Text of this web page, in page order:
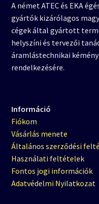
A német ATEC és EKA
gyártók kizárólagos
cégek által gyártott
helyszíni és tervezői
áramlástechnikai
rendelkezésére.
Információ
Fiókom
Vásárlás menete
Általános szerződési
Használati feltételek
Fontos jogi információk
Adatvédelmi Nyilatkozat